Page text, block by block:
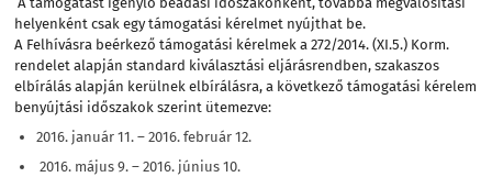
helyenként csak egy támogatási kérelmet nyújthat be.
A Felhívásra beérkező támogatási kérelmek a 272/2014. (XI.5.) Korm.
rendelet alapján standard kiválasztási eljárásrendben, szakaszos
elbírálás alapján kerülnek elbírálásra, a következő támogatási kérelem
benyújtási időszakok szerint ütemezve:
2016. január 11. – 2016. február 12.
2016. május 9. – 2016. június 10.